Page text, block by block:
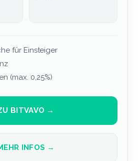
für Einsteiger
(max. 0,25%)
BITVAVO →
INFOS →